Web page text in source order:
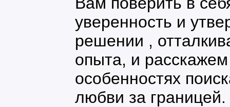
уверенность и
решении ,
опыта, и
особенностях
любви за границей.